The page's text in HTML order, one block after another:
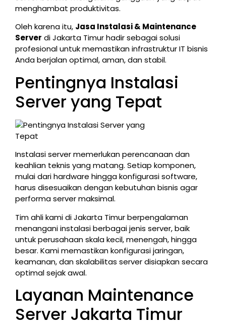
menghambat produktivitas.
Oleh karena itu, Jasa Instalasi & Maintenance
Server di Jakarta Timur hadir sebagai solusi
profesional untuk memastikan infrastruktur IT bisnis
Anda berjalan optimal, aman, dan stabil.
Pentingnya Instalasi
Server yang Tepat
Instalasi server memerlukan perencanaan dan
keahlian teknis yang matang. Setiap komponen,
mulai dari hardware hingga konfigurasi software,
harus disesuaikan dengan kebutuhan bisnis agar
performa server maksimal.
Tim ahli kami di Jakarta Timur berpengalaman
menangani instalasi berbagai jenis server, baik
untuk perusahaan skala kecil, menengah, hingga
besar. Kami memastikan konfigurasi jaringan,
keamanan, dan skalabilitas server disiapkan secara
optimal sejak awal.
Layanan Maintenance
Server Jakarta Timur